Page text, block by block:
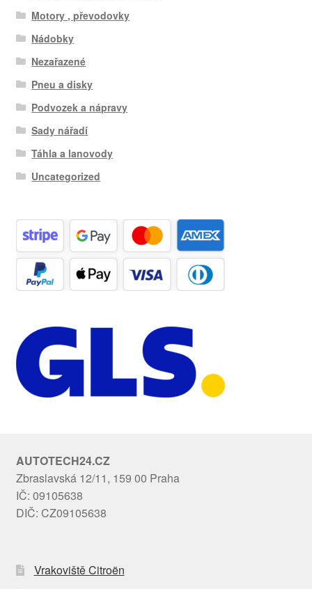
Motory , převodovky
Nádobky
Nezařazené
Pneu a disky
Podvozek a nápravy
Sady nářadí
Táhla a lanovody
Uncategorized
AUTOTECH24.CZ
Zbraslavská 12/11, 159 00 Praha
IČ: 09105638
DIČ: CZ09105638
Vrakoviště Citroën